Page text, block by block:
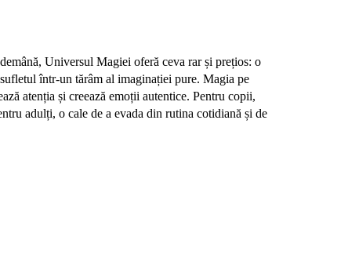
Universul Magiei oferă ceva rar și prețios: o
într-un tărâm al imaginației pure. Magia pe
atenția și creează emoții autentice. Pentru copii,
adulți, o cale de a evada din rutina cotidiană și de